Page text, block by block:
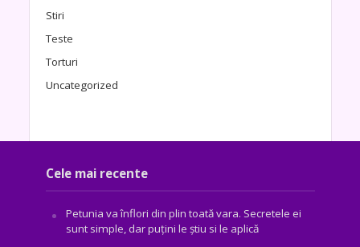
Stiri
Teste
Torturi
Uncategorized
Cele mai recente
Petunia va înflori din plin toată vara. Secretele ei
sunt simple, dar puțini le știu si le aplică